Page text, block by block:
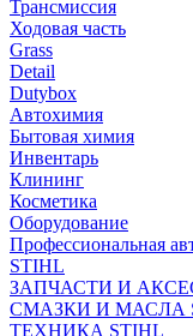
Трансмиссия
Ходовая часть
Grass
Detail
Dutybox
Автохимия
Бытовая химия
Инвентарь
Клининг
Косметика
Оборудование
Профессиональная
STIHL
ЗАПЧАСТИ И
СМАЗКИ И МАСЛА
ТЕХНИКА STIHL